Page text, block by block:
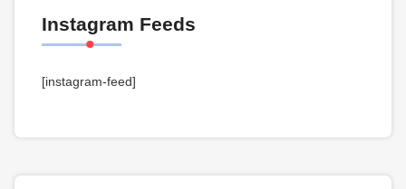
Instagram Feeds
[instagram-feed]